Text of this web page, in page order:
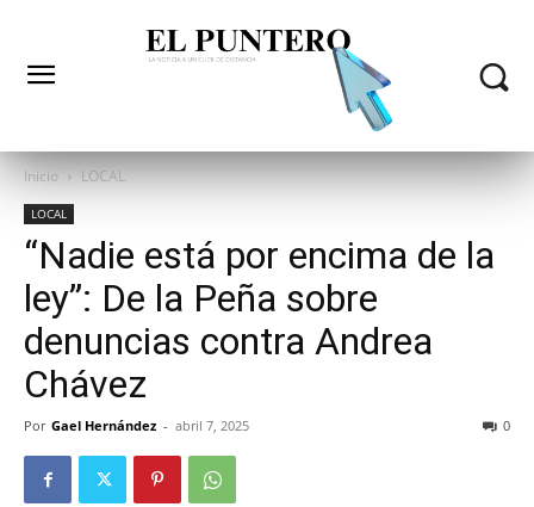
Inicio LOCAL
LOCAL
“Nadie está por encima de la
ley”: De la Peña sobre
denuncias contra Andrea
Chávez
Por Gael Hernández - abril 7, 2025 0